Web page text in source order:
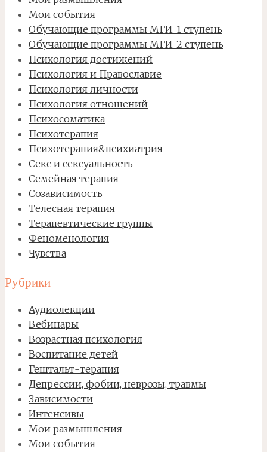
Мои события
Обучающие программы МГИ. 1 ступень
Обучающие программы МГИ. 2 ступень
Психология достижений
Психология и Православие
Психология личности
Психология отношений
Психосоматика
Психотерапия
Психотерапия&психиатрия
Секс и сексуальность
Семейная терапия
Созависимость
Телесная терапия
Терапевтические группы
Феноменология
Чувства
Рубрики
Аудиолекции
Вебинары
Возрастная психология
Воспитание детей
Гештальт-терапия
Депрессии, фобии, неврозы, травмы
Зависимости
Интенсивы
Мои размышления
Мои события